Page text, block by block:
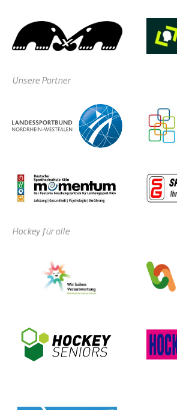
Unsere Partner
Hockey für alle